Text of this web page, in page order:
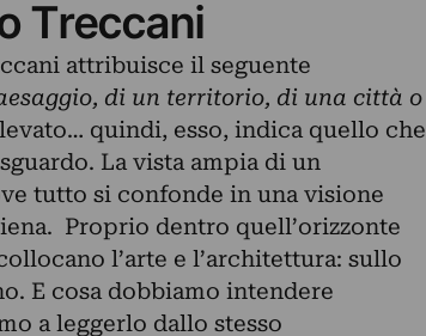
Treccani
attribuisce il seguente
di un territorio, di una città o
quindi, esso, indica quello che
La vista ampia di un
tutto si confonde in una visione
Proprio dentro quell’orizzonte
l’arte e l’architettura: sullo
E cosa dobbiamo intendere
a leggerlo dallo stesso